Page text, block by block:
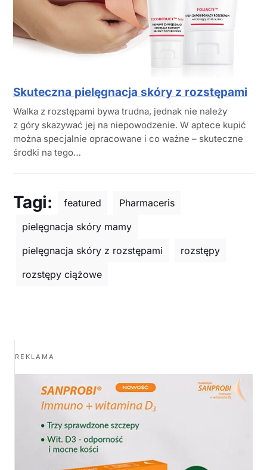
Skuteczna pielęgnacja skóry z rozstępami
Walka z rozstępami bywa trudna, jednak nie należy
z góry skazywać jej na niepowodzenie. W aptece kupić
można specjalnie opracowane i co ważne – skuteczne
środki na tego…
Tagi: featured
Pharmaceris
pielęgnacja skóry mamy
pielęgnacja skóry z rozstępami
rozstępy
rozstępy ciążowe
REKLAMA